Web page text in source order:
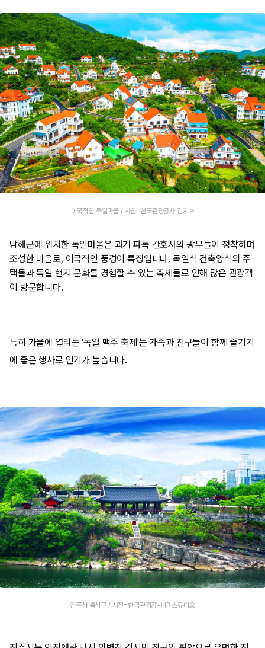
이국적인 독일마을 / 사진=한국관광공사 김지호
남해군에 위치한 독일마을은 과거 파독 간호사와 광부들이 정착하며
조성한 마을로, 이국적인 풍경이 특징입니다. 독일식 건축양식의 주
택들과 독일 현지 문화를 경험할 수 있는 축제들로 인해 많은 관광객
이 방문합니다.
특히 가을에 열리는 '독일 맥주 축제'는 가족과 친구들이 함께 즐기기
에 좋은 행사로 인기가 높습니다.
진주성 촉석루 / 사진=한국관광공사 IR 스튜디오